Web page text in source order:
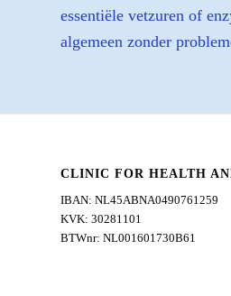
essentiële vetzuren of
algemeen zonder
CLINIC FOR HEALTH
IBAN: NL45ABNA0490761259
KVK: 30281101
BTWnr: NL001601730B61